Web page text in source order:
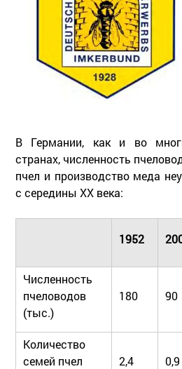
В Германии, как и во
странах, численность
пчел и производство меда
с середины ХХ века:
1952
Численность
пчеловодов
(тыс.)
180 90
Количество
семей пчел
2,4 0,9